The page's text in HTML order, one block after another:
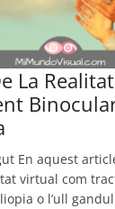
La
En aquest
virtual com
o l’ull